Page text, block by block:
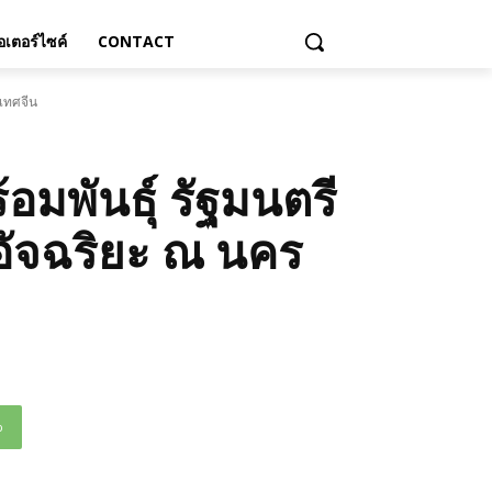
เตอร์ไซค์ CONTACT
ทศจีน
อมพันธุ์ รัฐมนตรี
จฉริยะ ณ นคร